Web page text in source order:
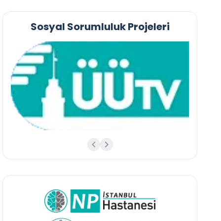
Sosyal Sorumluluk Projeleri